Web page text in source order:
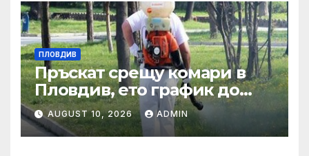
ПЛОВДИВ
Пръскат срещу комари в
Пловдив, ето график до
края на август
AUGUST 10, 2026 ADMIN